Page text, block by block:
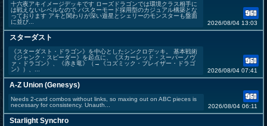
十六夜アキイメージデッキです ローズドラゴンでは環境クラス相手に
は戦えないレベルなので バスターモード採用型のカジュアル構築とな
っております アキと関わりが深い遊星とシェリーのモンスターも盤面
に並び...
2026/08/04 13:03
スターダスト
《スターダスト・ドラゴン》を中心としたシンクロデッキ。 基本戦術
《ジャンク・スピーダー》を起点に、《スカーレッド・スーパーノヴ
ァ・ドラゴン》、《赤き竜》（→《コズミック・ブレイザー・ドラゴ
ン》）、...
2026/08/04 07:41
A-Z Union (Genesys)
Needs 2-card combos without links, so maxing out on ABC pieces is
necessary for consistency. Unauth...
2026/08/04 06:11
Starlight Synchro